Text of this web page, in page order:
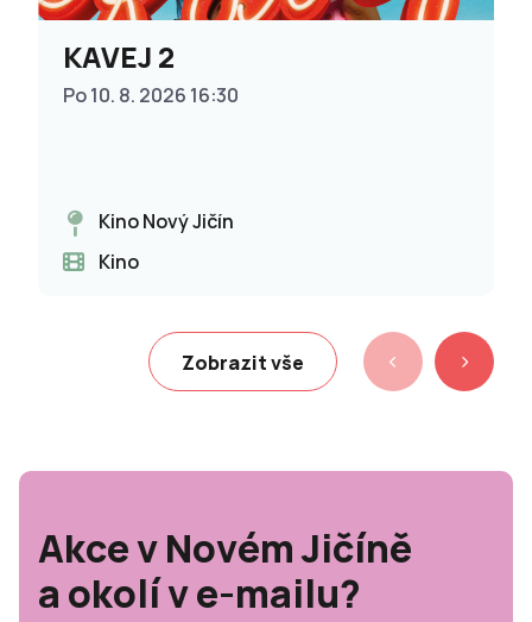
KAVEJ 2
Po 10. 8. 2026 16:30
Kino Nový Jičín
Kino
Zobrazit vše
Akce v Novém Jičíně
a okolí v e-mailu?